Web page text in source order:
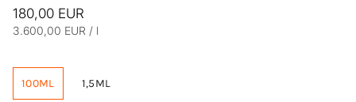
180,00 EUR
Einheitspreis
3.600,00 EUR /pro
l
100ML 1,5ML